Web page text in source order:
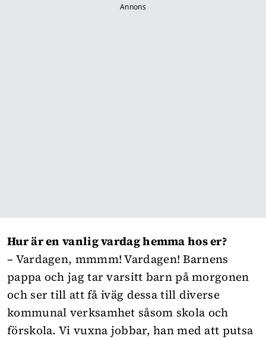
Annons
Hur är en vanlig vardag hemma hos er?
– Vardagen, mmmm! Vardagen! Barnens
pappa och jag tar varsitt barn på morgonen
och ser till att få iväg dessa till diverse
kommunal verksamhet såsom skola och
förskola. Vi vuxna jobbar, han med att putsa